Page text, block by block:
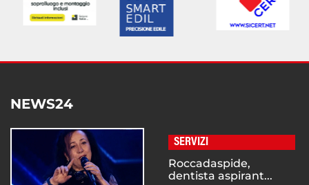
NEWS24
SERVIZI
Roccadaspide,
dentista aspirant...